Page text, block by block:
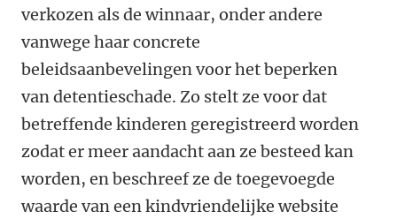
verkozen als de winnaar, onder andere
vanwege haar concrete
beleidsaanbevelingen voor het beperken
van detentieschade. Zo stelt ze voor dat
betreffende kinderen geregistreerd worden
zodat er meer aandacht aan ze besteed kan
worden, en beschreef ze de toegevoegde
waarde van een kindvriendelijke website